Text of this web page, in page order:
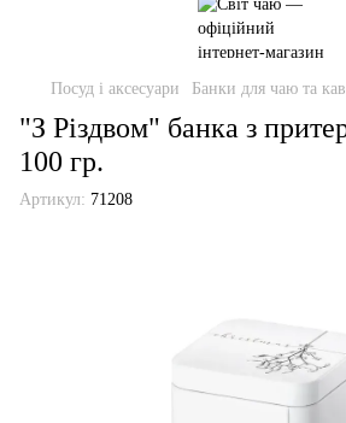
Посуд і аксесуари Банки для чаю та
"З Різдвом" банка з
100 гр.
Артикул: 71208